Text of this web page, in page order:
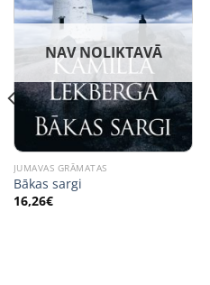
NAV NOLIKTAVĀ
JUMAVAS GRĀMATAS
Bākas sargi
16,26€